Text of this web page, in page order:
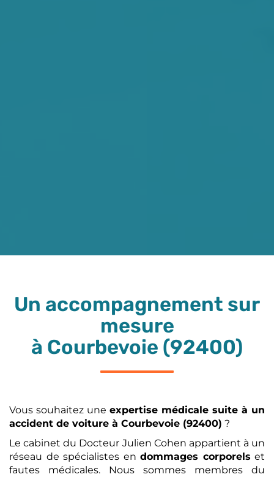
Un accompagnement sur
mesure
à Courbevoie (92400)
Vous souhaitez une expertise médicale suite à un
accident de voiture à Courbevoie (92400) ?
Le cabinet du Docteur Julien Cohen appartient à un
réseau de spécialistes en dommages corporels et
fautes médicales. Nous sommes membres du